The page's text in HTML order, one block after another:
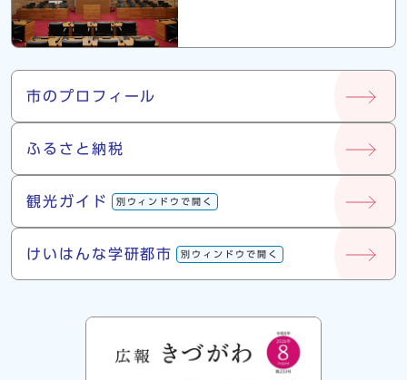
市について
市のプロフィール
ふるさと納税
観光ガイド 別ウィンドウで開く
けいはんな学研都市 別ウィンドウで開く